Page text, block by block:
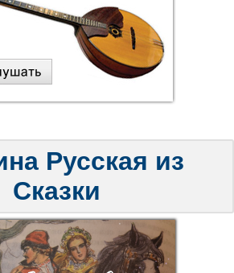
Русская из
Сказки